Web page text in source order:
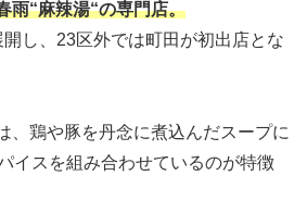
雨“麻辣湯“の専門店。
し、23区外では町田が初出店とな
、鶏や豚を丹念に煮込んだスープに
イスを組み合わせているのが特徴